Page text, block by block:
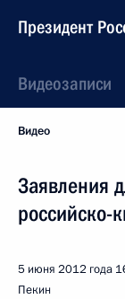
Президент
Видеозаписи
Видео
Заявления
российско-
5 июня 2012 года
Пекин